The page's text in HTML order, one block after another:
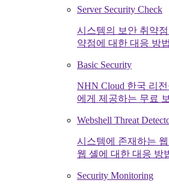
Server Security Check
시스템의 보안 취약
약점에 대한 대응 방
Basic Security
NHN Cloud 한국 리
에게 제공하는 무료
Webshell Threat
시스템에 존재하는
웹 셸에 대한 대응 방
Security Monitoring